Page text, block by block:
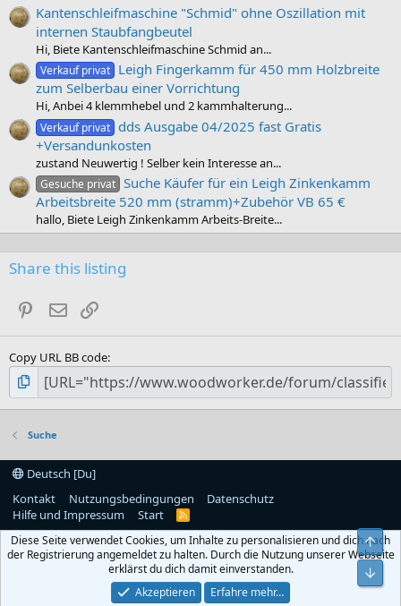
Kantenschleifmaschine "Schmid" ohne Oszillation mit
internen Staubfangbeutel
Hi, Biete Kantenschleifmaschine Schmid an...
Verkauf privat Leigh Fingerkamm für 450 mm Holzbreite
zum Selberbau einer Vorrichtung
Hi, Anbei 4 klemmhebel und 2 kammhalterung...
Verkauf privat dds Ausgabe 04/2025 fast Gratis
+Versandunkosten
zustand Neuwertig ! Selber kein Interesse an...
Gesuche privat Suche Käufer für ein Leigh Zinkenkamm
Arbeitsbreite 520 mm (stramm)+Zubehör VB 65 €
hallo, Biete Leigh Zinkenkamm Arbeits-Breite...
Share this listing
Pinterest
E-Mail
Copy URL BB code
Suche
Deutsch [Du]
Kontakt
Nutzungsbedingungen
Datenschutz
Hilfe und Impressum
Start
R
S
Diese Seite verwendet Cookies, um Inhalte zu personalisieren und dich nach
der Registrierung angemeldet zu halten. Durch die Nutzung unserer Webseite
erklärst du dich damit einverstanden.
Akzeptieren
Erfahre mehr…